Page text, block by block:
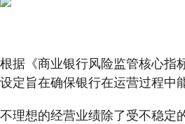
根据《‌商业银行风险监管核心指
设定旨在确保银行在运营过程中
不理想的经营业绩除了受不稳定